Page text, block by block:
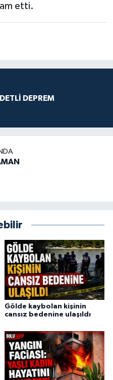
etti.
DEPREM
Gölde kaybolan kişinin
cansız bedenine ulaşıldı